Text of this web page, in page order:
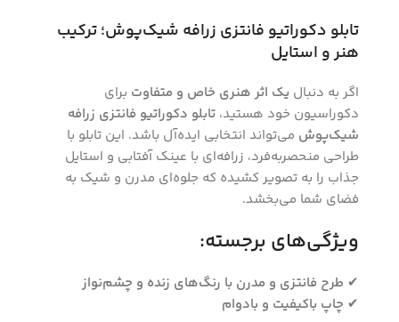
تابلو دکوراتیو فانتزی زرافه شیک‌پوش؛ ترکیب
هنر و استایل
اگر به دنبال یک اثر هنری خاص و متفاوت برای
دکوراسیون خود هستید، تابلو دکوراتیو فانتزی زرافه
شیک‌پوش می‌تواند انتخابی ایده‌آل باشد. این تابلو با
طراحی منحصربه‌فرد، زرافه‌ای با عینک آفتابی و استایل
جذاب را به تصویر کشیده که جلوه‌ای مدرن و شیک به
فضای شما می‌بخشد.
ویژگی‌های برجسته:
✔ طرح فانتزی و مدرن با رنگ‌های زنده و چشم‌نواز
✔ چاپ باکیفیت و بادوام